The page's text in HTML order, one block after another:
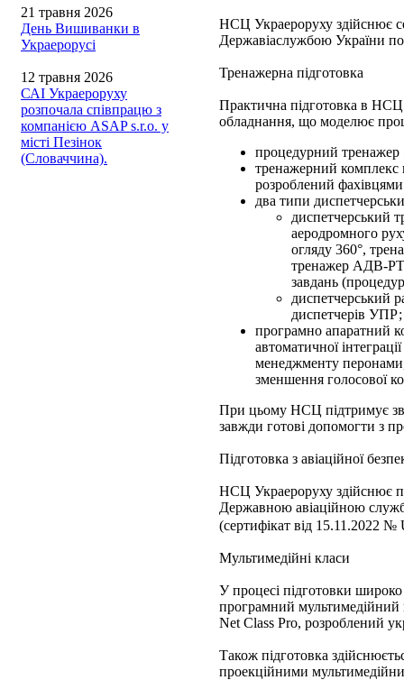
21 травня 2026
День Вишиванки в
Украерорусі
12 травня 2026
САІ Украероруху
розпочала співпрацю з
компанією ASAP s.r.o. у
місті Пезінок
(Словаччина).
НСЦ Украероруху здійснює
Державіаслужбою України
Тренажерна підготовка
Практична підготовка в НСЦ
обладнання, що моделює
процедурний тренажер
тренажерний комплекс
розроблений
два типи
диспетчерський
аеродромного
огляду 360°,
тренажер АДВ-
завдань
диспетчерський
диспетчерів УПР;
програмно апаратний
автоматичної
менеджменту перонами,
зменшення голосової
При цьому НСЦ підтримує
завжди готові допомогти з
Підготовка з авіаційної
НСЦ Украероруху здійснює
Державною авіаційною
(сертифікат від 15.11.2022
Мультимедійні класи
У процесі підготовки
програмний
Net Class Pro, розроблений
Також підготовка
проекційними